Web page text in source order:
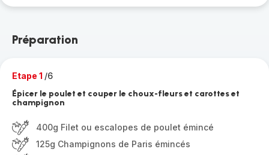
Préparation
Etape 1 /6
Épicer le poulet et couper le choux-fleurs et carottes et
champignon
400g Filet ou escalopes de poulet émincé
125g Champignons de Paris émincés